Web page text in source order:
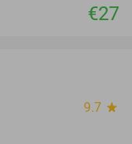
€27
9.7 star